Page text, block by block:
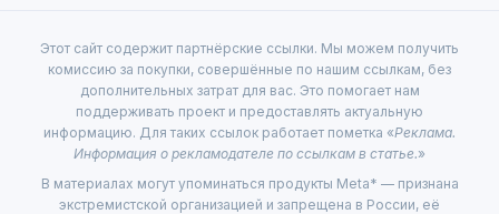
Этот сайт содержит партнёрские ссылки. Мы можем получить
комиссию за покупки, совершённые по нашим ссылкам, без
дополнительных затрат для вас. Это помогает нам
поддерживать проект и предоставлять актуальную
информацию. Для таких ссылок работает пометка «Реклама.
Информация о рекламодателе по ссылкам в статье.»
В материалах могут упоминаться продукты Meta* — признана
экстремистской организацией и запрещена в России, её